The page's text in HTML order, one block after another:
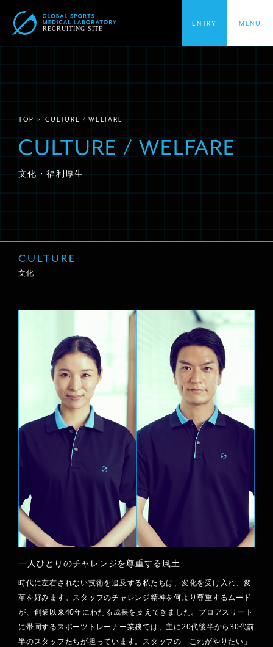
MENU
ENTRY
ABOUT GSML
インタビュー
RECRUITMENT
採用について
TOPICS
新着情報 / トピックス
会社案内
個人情報保護方針
TOP CULTURE / WELFARE
CULTURE / WELFARE
文化・福利厚生
CULTURE
文化
一人ひとりのチャレンジを尊重する風土
時代に左右されない技術を追及する私たちは、変化を受け入れ、変
革を好みます。スタッフのチャレンジ精神を何より尊重するムード
が、創業以来40年にわたる成長を支えてきました。プロアスリート
に帯同するスポーツトレーナー業務では、主に20代後半から30代前
半のスタッフたちが担っています。スタッフの「これがやりたい」